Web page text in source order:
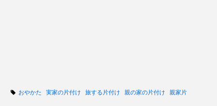
おやかた 実家の片付け 旅する片付け 親の家の片付け 親家片